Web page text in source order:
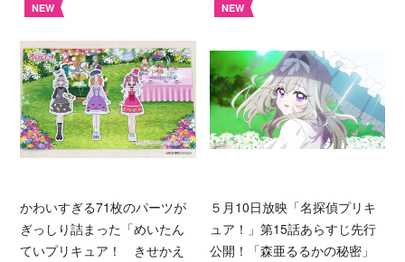
NEW
かわいすぎる71枚のパーツが
ぎっしり詰まった「めいたん
ていプリキュア！ きせかえ
NEW
５月10日放映「名探偵プリキ
ュア！」第15話あらすじ先行
公開！「森亜るるかの秘密」